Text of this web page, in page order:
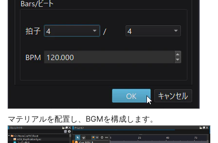
マテリアルを配置し、BGMを構成します。